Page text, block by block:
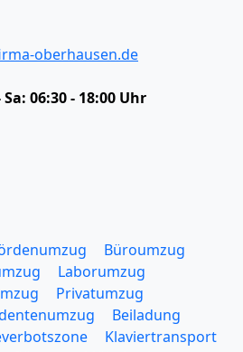
oberhausen.de
Sa: 06:30 - 18:00 Uhr
Büroumzug
Laborumzug
Privatumzug
Beiladung
Klaviertransport